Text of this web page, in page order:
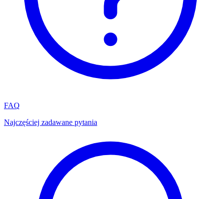
FAQ
Najczęściej zadawane pytania